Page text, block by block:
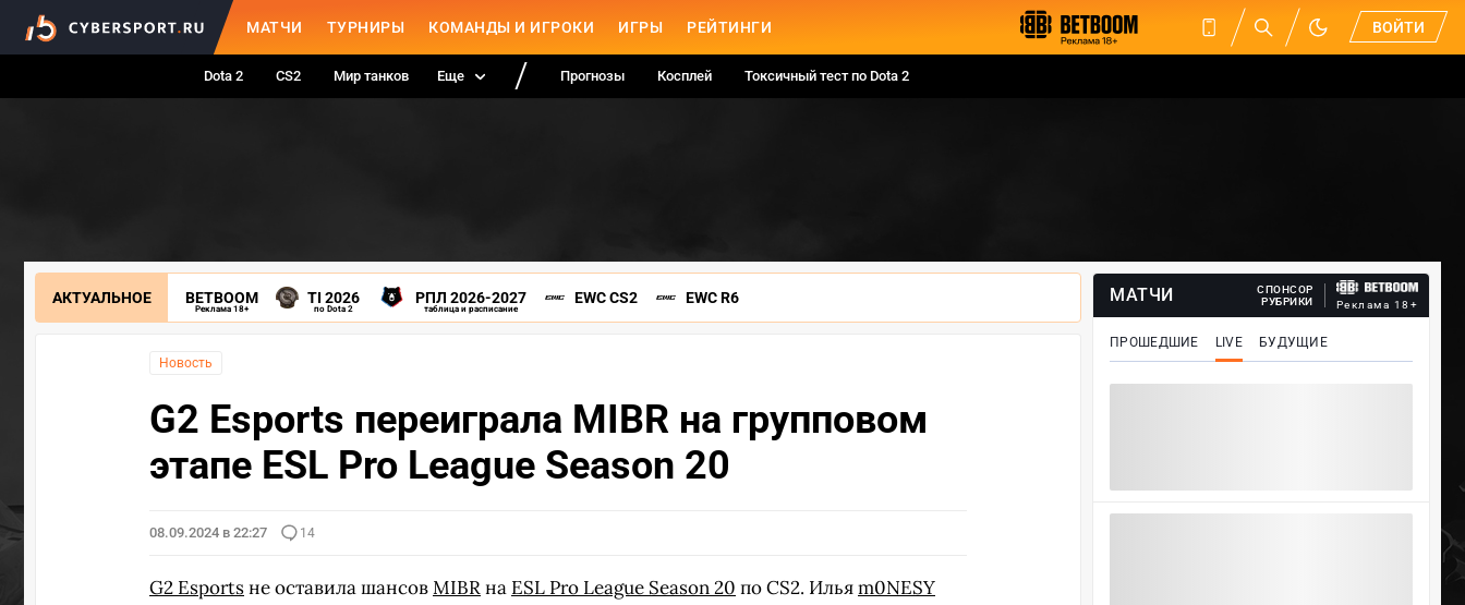
МАТЧИ ТУРНИРЫ КОМАНДЫ И ИГРОКИ ИГРЫ РЕЙТИНГИ ВОЙТИ
Dota 2 CS2 Мир танков Еще Прогнозы Косплей Токсичный тест по Dota 2
АКТУАЛЬНОЕ BETBOOM
Реклама 18+
TI 2026
по Dota 2
РПЛ 2026-2027
таблица и расписание
EWC CS2 EWC R6
Новость
G2 Esports переиграла MIBR на групповом
этапе ESL Pro League Season 20
08.09.2024 в 22:27 14
G2 Esportsне оставила шансовMIBRна ESL Pro League Season 20 по CS2. Ильяm0NESY
МАТЧИ
СПОНСОР
РУБРИКИ
Реклама 18+
ПРОШЕДШИЕ LIVE БУДУЩИЕ